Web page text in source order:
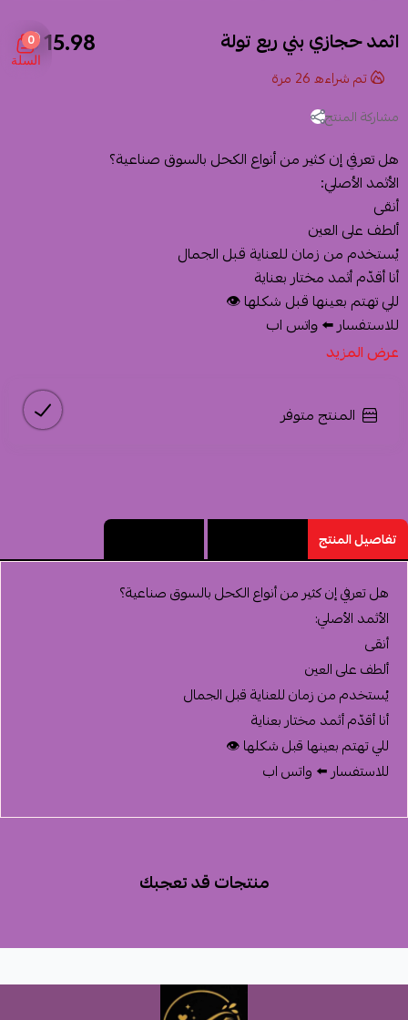
0
السلة
اثمد حجازي بني ربع تولة 15.98 $
تم شراءه26 مرة
مشاركة المنتج
هل تعرفي إن كثير من أنواع الكحل بالسوق صناعية؟
الأثمد الأصلي:
أنقى
ألطف على العين
يُستخدم من زمان للعناية قبل الجمال
أنا أقدّم أثمد مختار بعناية
للي تهتم بعينها قبل شكلها 👁️
للاستفسار ⬅️ واتس اب
عرض المزيد
المنتج متوفر
تفاصيل المنتج
هل تعرفي إن كثير من أنواع الكحل بالسوق صناعية؟
الأثمد الأصلي:
أنقى
ألطف على العين
يُستخدم من زمان للعناية قبل الجمال
أنا أقدّم أثمد مختار بعناية
للي تهتم بعينها قبل شكلها 👁️
للاستفسار ⬅️ واتس اب
منتجات قد تعجبك